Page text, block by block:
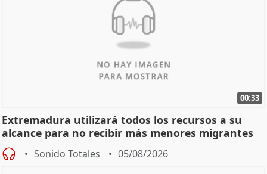
00:33
Extremadura utilizará todos los recursos a su
alcance para no recibir más menores migrantes
Sonido Totales 05/08/2026